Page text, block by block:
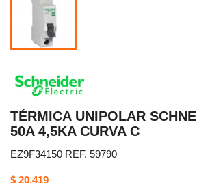
TÉRMICA UNIPOLAR
50A 4,5KA CURVA C
EZ9F34150 REF. 59790
$ 20.419